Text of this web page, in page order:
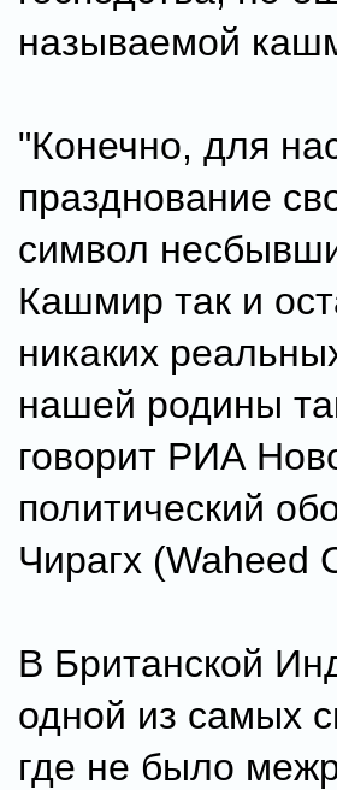
называемой
"Конечно, для
празднование
символ
Кашмир так и
никаких
нашей родины
говорит РИА
политический
Чирагх (Waheed
В Британской
одной из самых
где не было